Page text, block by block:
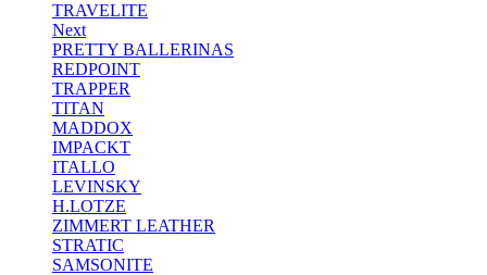
TRAVELITE
Next
PRETTY BALLERINAS
REDPOINT
TRAPPER
TITAN
MADDOX
IMPACKT
ITALLO
LEVINSKY
H.LOTZE
ZIMMERT LEATHER
STRATIC
SAMSONITE